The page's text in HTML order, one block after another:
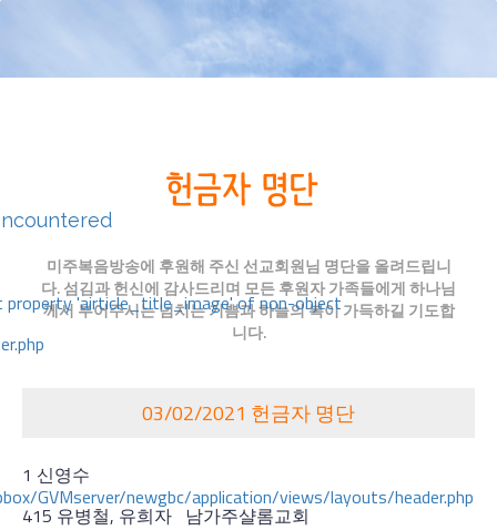
property 'airticle_title_image' of non-object
GVMserver/newgbc/application/views/layouts/header.php
미주복음방송에 후원해 주신 선교회원님 명단을 올려드립니
다. 섬김과 헌신에 감사드리며 모든 후원자 가족들에게 하나님
께서 부어주시는 넘치는 기쁨과 하늘의 복이 가득하길 기도합
니다.
03/02/2021 헌금자 명단
1 신영수
415 유병철, 유희자 남가주샬롬교회